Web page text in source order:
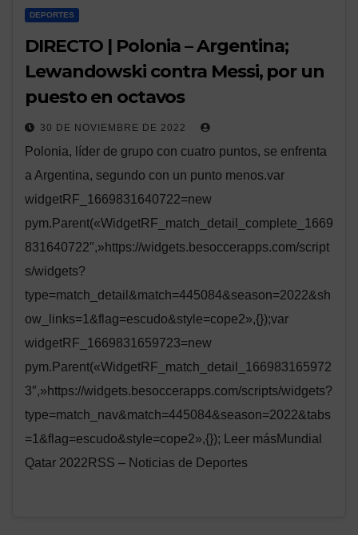
DEPORTES
DIRECTO | Polonia – Argentina;
Lewandowski contra Messi, por un
puesto en octavos
30 DE NOVIEMBRE DE 2022
Polonia, líder de grupo con cuatro puntos, se enfrenta
a Argentina, segundo con un punto menos.var
widgetRF_1669831640722=new
pym.Parent(«WidgetRF_match_detail_complete_1669
831640722″,»https://widgets.besoccerapps.com/script
s/widgets?
type=match_detail&match=445084&season=2022&sh
ow_links=1&flag=escudo&style=cope2»,{});var
widgetRF_1669831659723=new
pym.Parent(«WidgetRF_match_detail_166983165972
3″,»https://widgets.besoccerapps.com/scripts/widgets?
type=match_nav&match=445084&season=2022&tabs
=1&flag=escudo&style=cope2»,{}); Leer másMundial
Qatar 2022RSS – Noticias de Deportes